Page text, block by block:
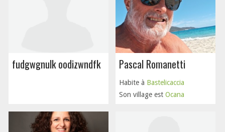
fudgwgnulk oodizwndfk Pascal Romanetti
Habite à Bastelicaccia
Son village est Ocana